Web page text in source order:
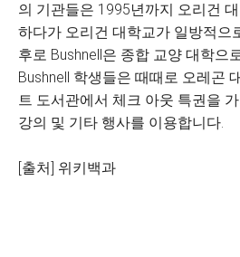
의 기관들은 1995년까지 오리건
하다가 오리건 대학교가 일방적으
후로 Bushnell은 종합 교양 대학으
Bushnell 학생들은 때때로 오레곤
트 도서관에서 체크 아웃 특권을
강의 및 기타 행사를 이용합니다.
[출처] 위키백과